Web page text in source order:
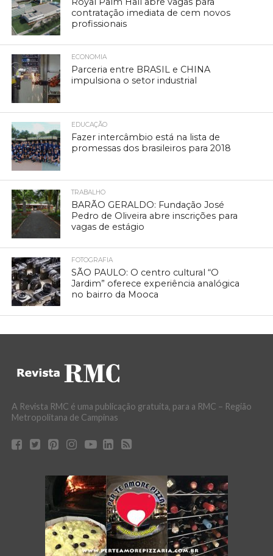
contratação imediata de cem novos
profissionais
ECONOMIA
Parceria entre BRASIL e CHINA
impulsiona o setor industrial
EDUCAÇÃO
Fazer intercâmbio está na lista de
promessas dos brasileiros para 2018
TRABALHO
BARÃO GERALDO: Fundação José
Pedro de Oliveira abre inscrições para
vagas de estágio
FOTOGRAFIA
SÃO PAULO: O centro cultural “O
Jardim” oferece experiência analógica
no bairro da Mooca
A Revista RMC é uma publicação gratuita, para a RMC – Região
Metropolitana de Campinas